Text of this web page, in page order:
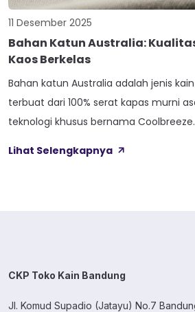
11 Desember 2025
Bahan Katun Australia:
Kaos Berkelas
Bahan katun Australia adalah jenis
terbuat dari 100% serat kapas murni
teknologi khusus bernama
dengan baik, serta cocok untuk iklim
Lihat Selengkapnya
CKP Toko Kain Bandung
Jl. Komud Supadio (Jatayu) No.7